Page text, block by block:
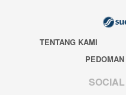
TENTANG KAMI